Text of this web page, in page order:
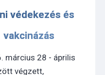
védekezés és
vakcinázás
március 28 - április
végzett,